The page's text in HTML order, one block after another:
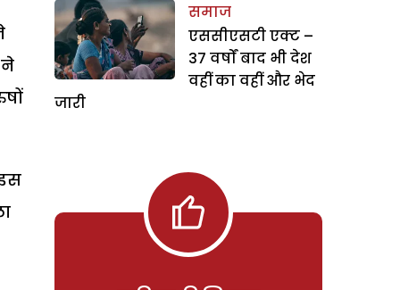
ने
समाज
एससीएसटी एक्ट –
37 वर्षों बाद भी देश
वहीं का वहीं और भेद
जारी